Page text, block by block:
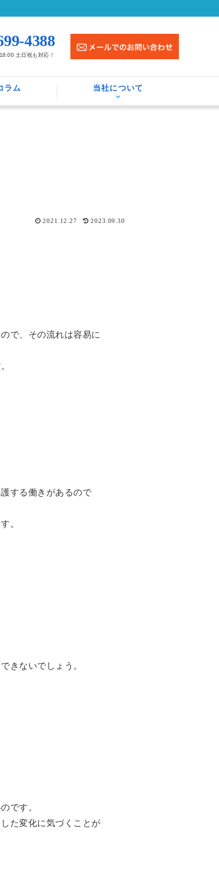
4388
土日祝も対応！
ラム 当社について
2021.12.27 2023.09.30
で、その流れは容易に
する働きがあるので
。
きないでしょう。
です。
た変化に気づくことが